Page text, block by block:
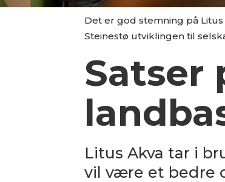
Det er god stemning på
Steinestø utviklingen til
Satser
Litus Akva tar i
vil være et bedre